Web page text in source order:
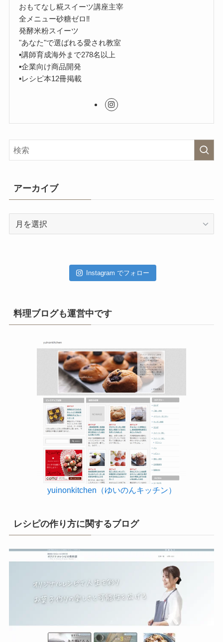
おもてなし糀スイーツ講座主宰
全メニュー砂糖ゼロ‼︎
発酵米粉スイーツ
"あなた"で選ばれる愛され教室
▪︎講師育成海外まで278名以上
▪︎企業向け商品開発
▪︎レシピ本12冊掲載
アーカイブ
Instagram でフォロー
料理ブログも運営中です
yuinonkitchen（ゆいのんキッチン）
レシピの作り方に関するブログ